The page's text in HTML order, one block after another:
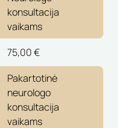
konsultacija
vaikams
75,00 €
Pakartotinė
neurologo
konsultacija
vaikams